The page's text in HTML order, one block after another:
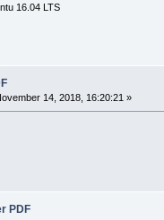
16.04 LTS
14, 2018, 16:20:21 »
PDF